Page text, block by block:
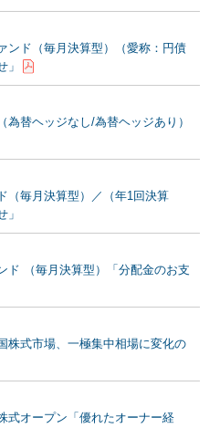
ンド（毎月決算型）（愛称：円債
」
替ヘッジなし/為替ヘッジあり）
（毎月決算型）／（年1回決算
」
ド （毎月決算型）「分配金のお支
株式市場、一極集中相場に変化の
式オープン「優れたオーナー経